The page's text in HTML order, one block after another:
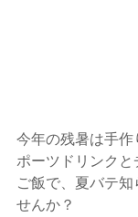
今年の残暑は手
ポーツドリンク
ご飯で、夏バテ
せんか？